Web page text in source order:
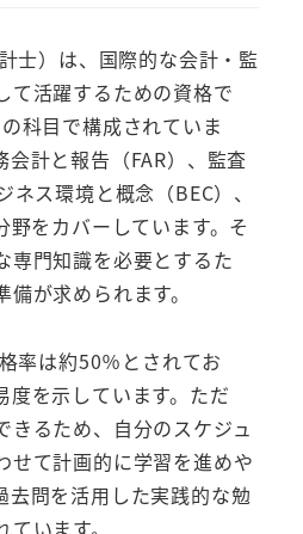
士）は、国際的な会計・監
て活躍するための資格で
科目で構成されていま
会計と報告（FAR）、監査
ネス環境と概念（BEC）、
野をカバーしています。そ
専門知識を必要とするた
が求められます。
率は約50％とされてお
度を示しています。ただ
きるため、自分のスケジュ
せて計画的に学習を進めや
去問を活用した実践的な勉
います。